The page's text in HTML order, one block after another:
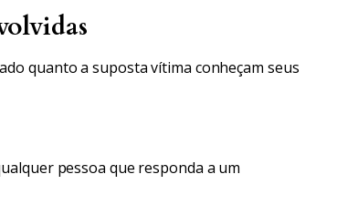
quanto a suposta vítima conheçam seus
pessoa que responda a um